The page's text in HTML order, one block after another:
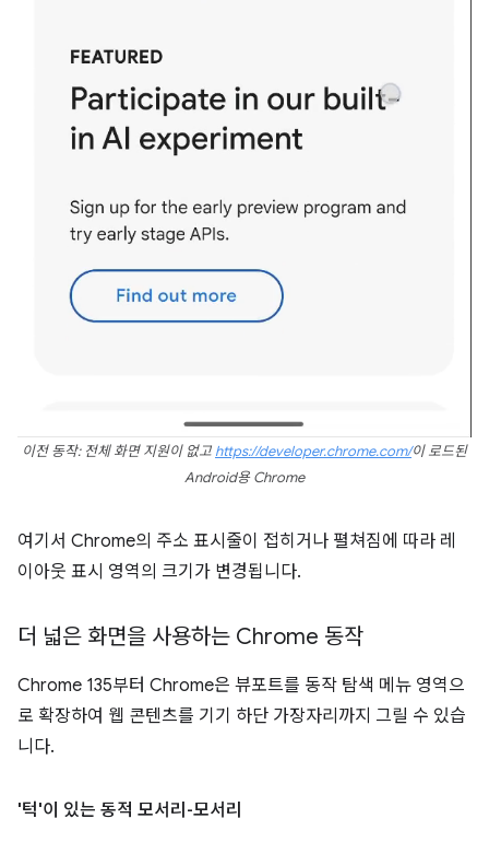
이전 동작: 전체 화면 지원이 없고 https://developer.chrome.com/이 로드된
Android용 Chrome
여기서 Chrome의 주소 표시줄이 접히거나 펼쳐짐에 따라 레
이아웃 표시 영역의 크기가 변경됩니다.
더 넓은 화면을 사용하는 Chrome 동작
Chrome 135부터 Chrome은 뷰포트를 동작 탐색 메뉴 영역으
로 확장하여 웹 콘텐츠를 기기 하단 가장자리까지 그릴 수 있습
니다.
'턱'이 있는 동적 모서리-모서리